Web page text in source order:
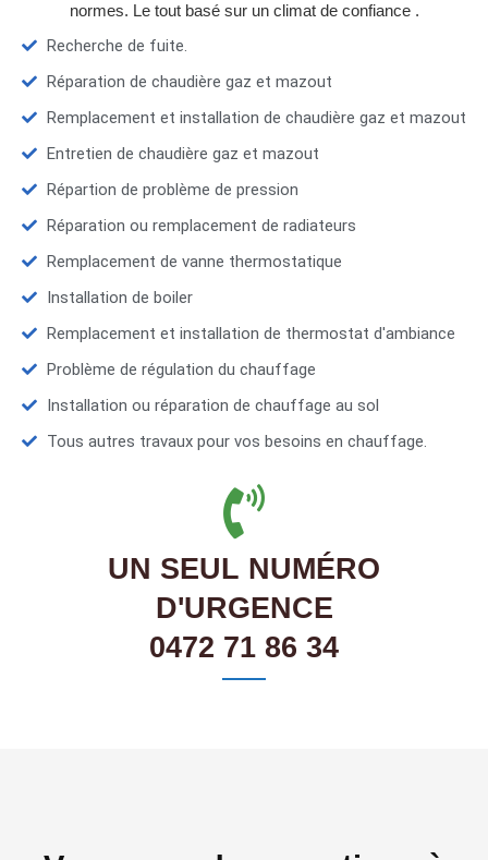
normes. Le tout basé sur un climat de confiance .
Recherche de fuite.
Réparation de chaudière gaz et mazout
Remplacement et installation de chaudière gaz et mazout
Entretien de chaudière gaz et mazout
Répartion de problème de pression
Réparation ou remplacement de radiateurs
Remplacement de vanne thermostatique
Installation de boiler
Remplacement et installation de thermostat d'ambiance
Problème de régulation du chauffage
Installation ou réparation de chauffage au sol
Tous autres travaux pour vos besoins en chauffage.
UN SEUL NUMÉRO
D'URGENCE
0472 71 86 34